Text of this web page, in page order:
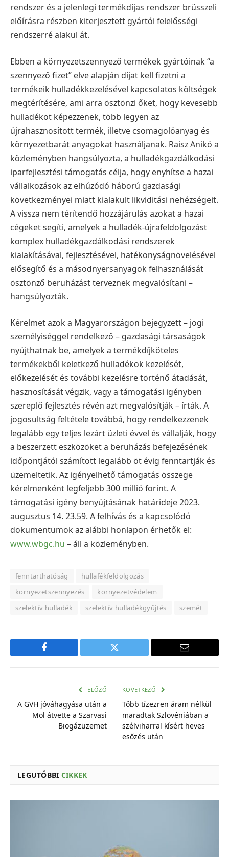
rendszer és a jelenlegi termékdíjas rendszer brüsszeli
előírásra részben kiterjesztett gyártói felelősségi
rendszerré alakul át.
Ebben a környezetszennyező termékek gyártóinak “a
szennyező fizet” elve alapján díjat kell fizetni a
termékeik hulladékkezelésével kapcsolatos költségek
megtérítésére, ami arra ösztönzi őket, hogy kevesebb
hulladékot képezzenek, több legyen az
újrahasznosított termék, illetve csomagolóanyag és
környezetbarát anyagokat használjanak. Raisz Anikó a
közleményben hangsúlyozta, a hulladékgazdálkodási
iparfejlesztési támogatás célja, hogy enyhítse a hazai
vállalkozások az elhúzódó háború gazdasági
következményei miatt kialakult likviditási nehézségeit.
A vissza nem térítendő hozzájárulás azokat a hazai
cégeket segíti, amelyek a hulladék-újrafeldolgozást
komplex hulladékgazdálkodási rendszerek
kialakításával, fejlesztésével, hatékonyságnövelésével
elősegítő és a másodnyersanyagok felhasználását
ösztönző beruházást terveznek megvalósítani –
hangsúlyozták.
Kérelmet azok a Magyarországon bejegyzett – jogi
személyiséggel rendelkező – gazdasági társaságok
nyújthatnak be, amelyek a termékdíjköteles
termékekből keletkező hulladékok kezelését,
előkezelését és további kezelésre történő átadását,
hasznosítását végzik, vagy a támogatási igényben
szereplő fejlesztés révén azt megvalósítják – írták. A
jogosultság feltétele továbbá, hogy rendelkezzenek
legalább egy teljes lezárt üzleti évvel és vállalják, hogy
a beszerzett eszközöket a beruházás befejezésének
időpontjától számított legalább öt évig fenntartják és
üzemeltetik. Az igényelhető támogatás összege
kérelmenként legfeljebb 300 millió forint. A
támogatási igény benyújtásának határideje 2023.
augusztus 14. 23.59. A felhívás és a kapcsolódó
dokumentumok az alábbi honlapon érhetők el:
www.wbgc.hu – áll a közleményben.
fenntarthatóság
hullafékfeldolgozás
környezetszennyezés
környezetvédelem
szelektív hulladék
szelektív hulladékgyűjtés szemét
Facebook Twitter
E-
ELŐZŐ
A GVH jóváhagyása után a
Mol átvette a Szarvasi
Biogázüzemet
KÖVETKEZŐ
Több tízezren áram nélkül
maradtak Szlovéniában a
szélviharral kísért heves
esőzés után
LEGUTÓBBI CIKKEK